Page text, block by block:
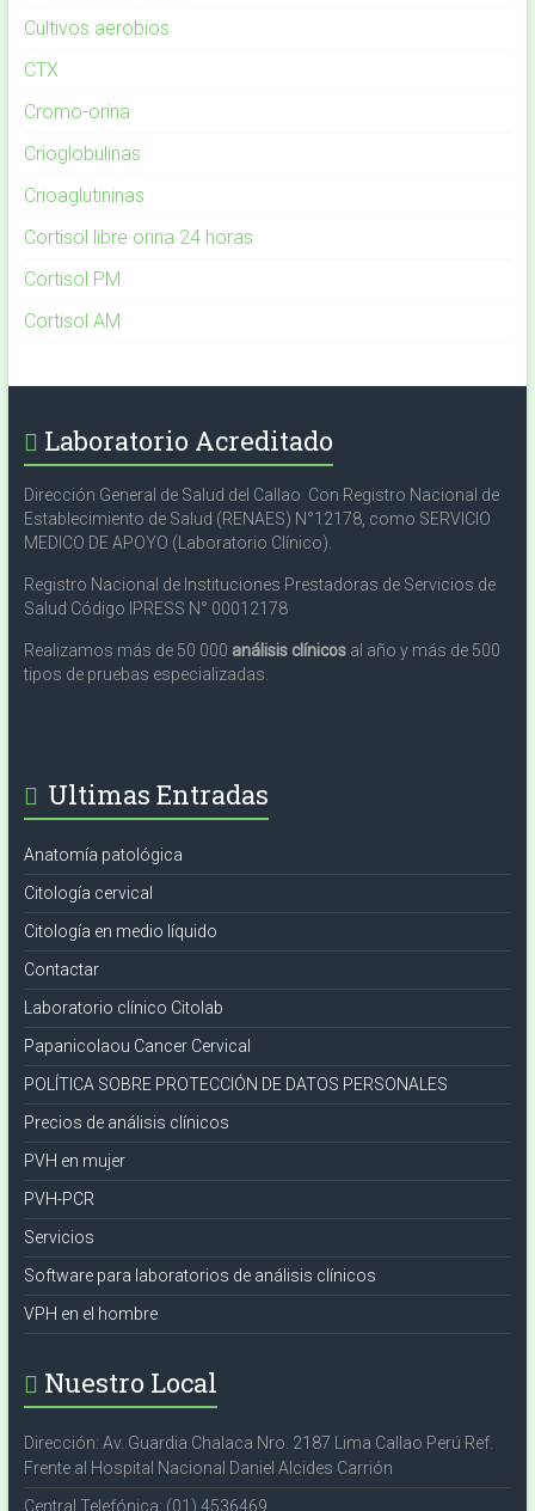
Cultivos aerobios
CTX
Cromo-orina
Crioglobulinas
Crioaglutininas
Cortisol libre orina 24 horas
Cortisol PM
Cortisol AM
Laboratorio Acreditado
Dirección General de Salud del Callao Con Registro Nacional de
Establecimiento de Salud (RENAES) N°12178, como SERVICIO
MEDICO DE APOYO (Laboratorio Clínico).
Registro Nacional de Instituciones Prestadoras de Servicios de
Salud Código IPRESS N° 00012178
Realizamos más de 50 000 análisis clínicosal año y más de 500
tipos de pruebas especializadas.
Ultimas Entradas
Anatomía patológica
Citología cervical
Citología en medio líquido
Contactar
Laboratorio clínico Citolab
Papanicolaou Cancer Cervical
POLÍTICA SOBRE PROTECCIÓN DE DATOS PERSONALES
Precios de análisis clínicos
PVH en mujer
PVH-PCR
Servicios
Software para laboratorios de análisis clínicos
VPH en el hombre
Nuestro Local
Dirección: Av. Guardia Chalaca Nro. 2187 Lima Callao Perú Ref.
Frente al Hospital Nacional Daniel Alcides Carrión
Central Telefónica: (01) 4536469